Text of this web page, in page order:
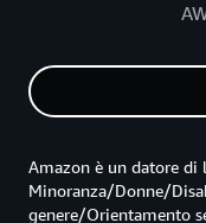
Amazon è un datore di
Minoranza/Donne/
genere/Orientamento